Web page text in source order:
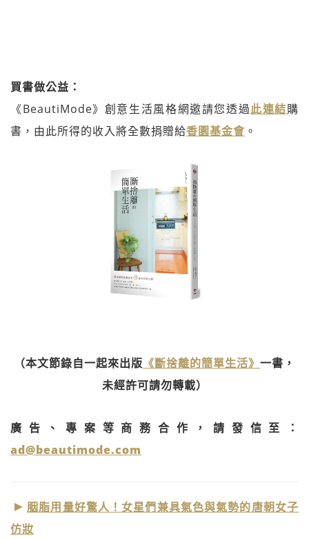
買書做公益：
《BeautiMode》創意生活風格網邀請您透過此連結購
書，由此所得的收入將全數捐贈給香園基金會 。
（本文節錄自一起來出版 《斷捨離的簡單生活》 一書，
未經許可請勿轉載）
廣告、專案等商務合作，請發信至：
ad@beautimode.com
胭脂用量好驚人！女星們兼具氣色與氣勢的唐朝女子
仿妝